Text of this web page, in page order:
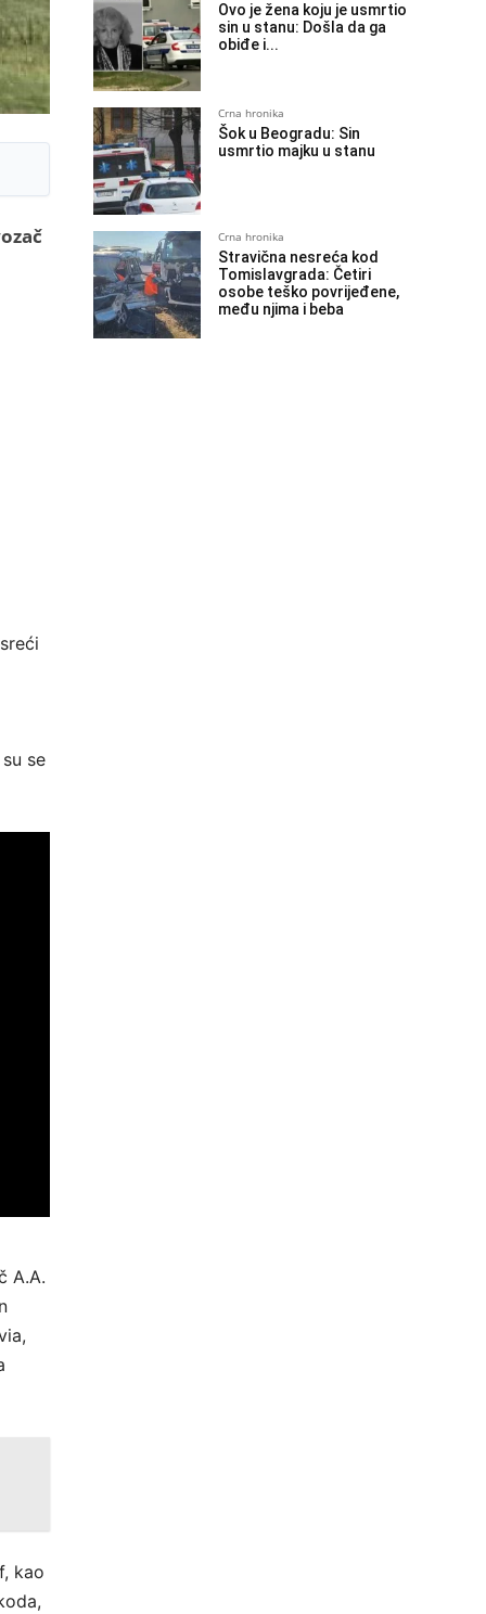
se
A.A.
kao
Ovo je žena koju je usmrtio
sin u stanu: Došla da ga
obiđe i...
Crna hronika
Šok u Beogradu: Sin
usmrtio majku u stanu
Crna hronika
Stravična nesreća kod
Tomislavgrada: Četiri
osobe teško povrijeđene,
među njima i beba